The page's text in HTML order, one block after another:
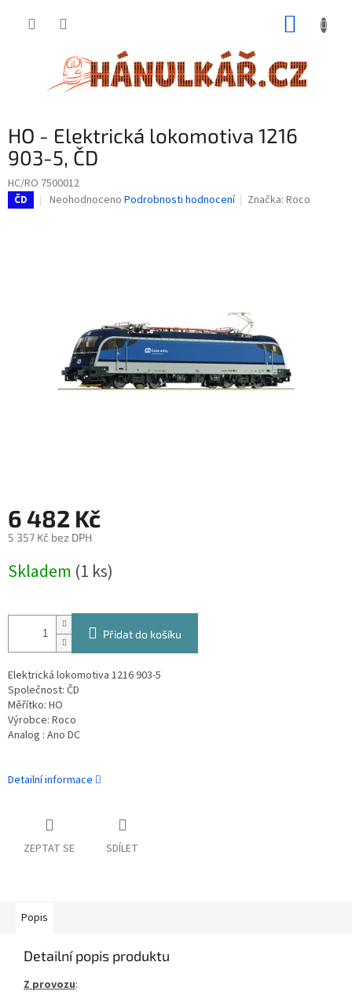
HO - Elektrická lokomotiva 1216
903-5, ČD
HC/RO 7500012
ČD
Průměrné
Neohodnoceno Podrobnosti hodnocení Značka:Roco
6 482 Kč
5 357 Kč bez DPH
cena:
Skladem (1 ks)
Přidat do košíku
Elektrická lokomotiva 1216 903-5
Společnost: ČD
Měřítko: HO
Výrobce: Roco
Analog : Ano DC
Detailní informace
ZEPTAT SE SDÍLET
Popis
Detailní popis produktu
Z provozu: